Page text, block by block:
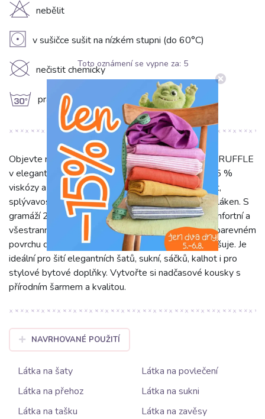
H nebělit
V v sušičce sušit na nízkém stupni (do 60°C)
K nečistit chemicky
g prát na 30°C
Objevte naši bavlněnou látku se lnem JACQUARD RUFFLE
v elegantní krémové barvě. Složení 60 % bavlny, 25 %
viskózy a 15 % lnu kombinuje měkkost, prodyšnost,
splývavost a charakteristickou pevnost přírodních vláken. S
gramáží 270 g/m² a šíří 150 cm je látka odolná, komfortní a
všestranná. Jemná žakárová vazba vytváří na jednobarevném
povrchu decentní, avšak luxusní texturu, která ji odlišuje. Je
ideální pro šití elegantních šatů, sukní, sáčků, kalhot i pro
stylové bytové doplňky. Vytvořte si nadčasové kousky s
přírodním šarmem a kvalitou.
NAVRHOVANÉ POUŽITÍ
Látka na šaty
Látka na povlečení
Látka na přehoz
Látka na sukni
Látka na tašku
Látka na zavěsy
Toto oznámení se vypne za: 5